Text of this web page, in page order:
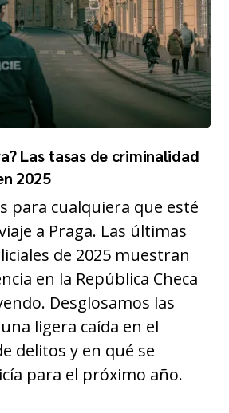
Las tasas de criminalidad
2025
para cualquiera que esté
a Praga. Las últimas
de 2025 muestran
en la República Checa
Desglosamos las
ligera caída en el
delitos y en qué se
para el próximo año.